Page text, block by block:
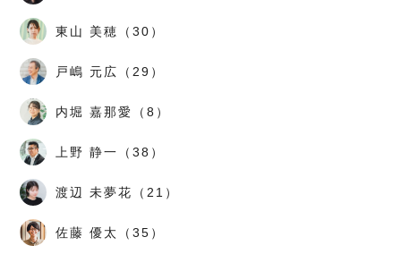
東山 美穂（30）
戸嶋 元広（29）
内堀 嘉那愛（8）
上野 静一（38）
渡辺 未夢花（21）
佐藤 優太（35）